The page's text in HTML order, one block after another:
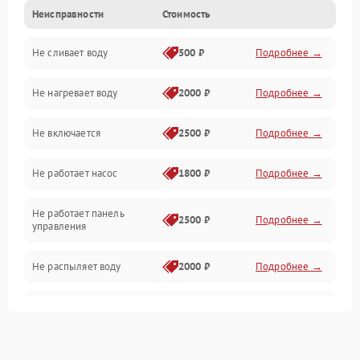
Управление
Электропитание
Датчики
Нагрев
Вода
Гигиена
Программное обеспечение
Неисправности Стоимость
Не сливает воду 500 ₽ Подробнее →
Не нагревает воду 2000 ₽ Подробнее →
Не включается 2500 ₽ Подробнее →
Не работает насос 1800 ₽ Подробнее →
Не работает панель
управления
2500 ₽ Подробнее →
Не распыляет воду 2000 ₽ Подробнее →